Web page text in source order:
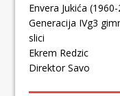
Envera Jukića
Generacija IVg3
slici
Ekrem Redzic
Direktor Savo